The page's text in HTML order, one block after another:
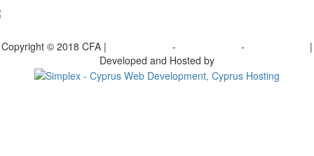
Copyright © 2018 CFA | - -
|
Developed and Hosted by